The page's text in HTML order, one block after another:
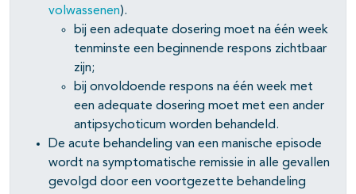
volwassenen).
bij een adequate dosering moet na één week
tenminste een beginnende respons zichtbaar
zijn;
bij onvoldoende respons na één week met
een adequate dosering moet met een ander
antipsychoticum worden behandeld.
De acute behandeling van een manische episode
wordt na symptomatische remissie in alle gevallen
gevolgd door een voortgezette behandeling